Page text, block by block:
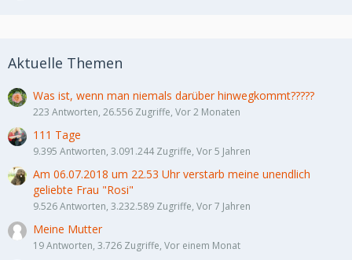
Aktuelle Themen
Was ist, wenn man niemals darüber hinwegkommt?????
223 Antworten, 26.556 Zugriffe, Vor 2 Monaten
111 Tage
9.395 Antworten, 3.091.244 Zugriffe, Vor 5 Jahren
Am 06.07.2018 um 22.53 Uhr verstarb meine unendlich
geliebte Frau "Rosi"
9.526 Antworten, 3.232.589 Zugriffe, Vor 7 Jahren
Meine Mutter
19 Antworten, 3.726 Zugriffe, Vor einem Monat